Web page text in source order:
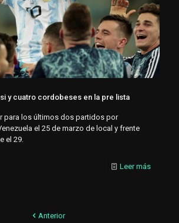
y cuatro cordobeses en la pre lista
para los últimos dos partidos por
el 25 de marzo de local y frente
el 29.
Leer más
Anterior